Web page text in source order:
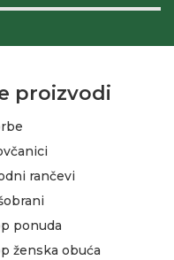
proizvodi
rančevi
ponuda
ženska obuća